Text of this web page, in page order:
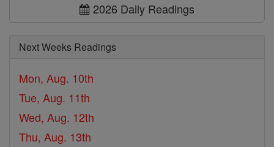
2026 Daily Readings
Next Weeks Readings
Mon, Aug. 10th
Tue, Aug. 11th
Wed, Aug. 12th
Thu, Aug. 13th